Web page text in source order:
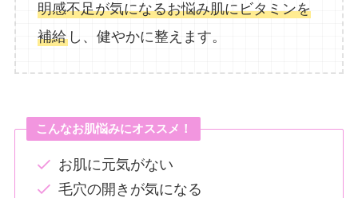
明感不足が気になるお悩み肌にビタミンを
補給し、健やかに整えます。
こんなお肌悩みにオススメ！
お肌に元気がない
毛穴の開きが気になる